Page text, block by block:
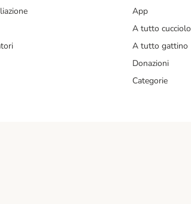
App
A tutto cucciolo
A tutto gattino
Donazioni
Categorie